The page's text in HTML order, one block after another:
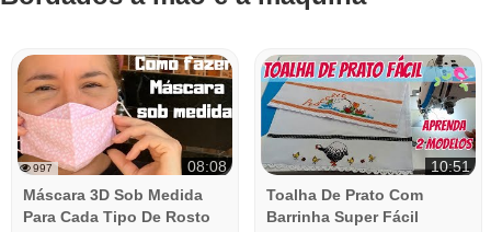
997
08:08
Máscara 3D Sob Medida
Para Cada Tipo De Rosto
10:51
Toalha De Prato Com
Barrinha Super Fácil